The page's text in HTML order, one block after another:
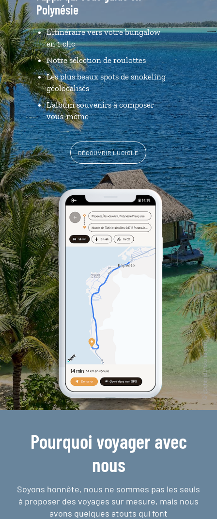
Polynésie
L’itinéraire vers votre bungalow
en 1 clic
Notre sélection de roulottes
Les plus beaux spots de snokeling
géolocalisés
L'album souvenirs à composer
vous-même
DÉCOUVRIR LUCIOLE
Pourquoi voyager avec
nous
Soyons honnête, nous ne sommes pas les seuls
à proposer des voyages sur mesure, mais nous
avons quelques atouts qui font